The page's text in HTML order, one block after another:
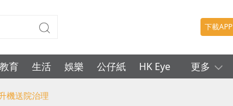
下載APP
育 生活 娛樂 公仔紙 HK Eye 更多
機送院治理